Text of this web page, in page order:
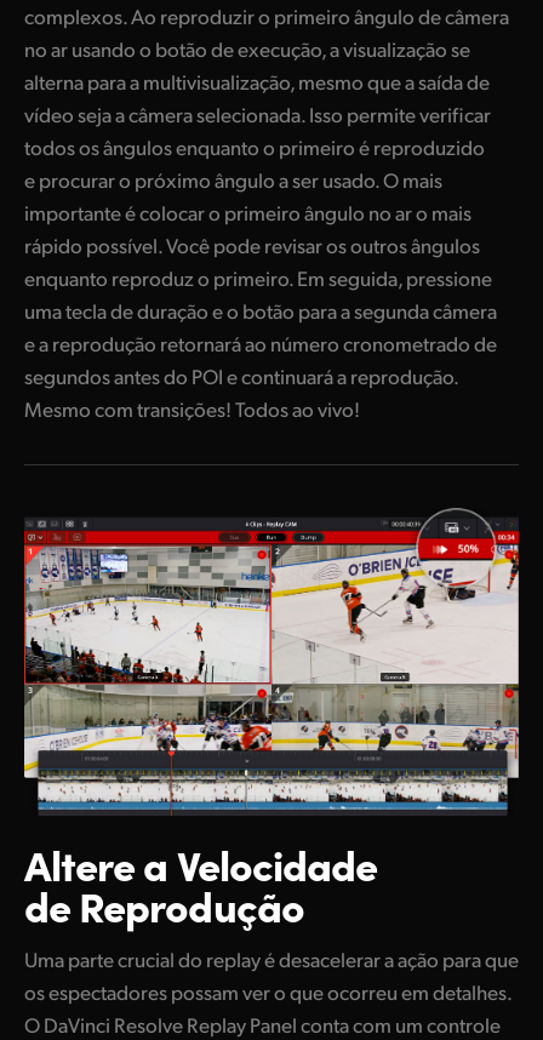
complexos. Ao reproduzir o primeiro ângulo de câmera
no ar usando o botão de execução, a visualização se
alterna para a multivisualização, mesmo que a saída de
vídeo seja a câmera selecionada. Isso permite verificar
todos os ângulos enquanto o primeiro é reproduzido
e procurar o próximo ângulo a ser usado. O mais
importante é colocar o primeiro ângulo no ar o mais
rápido possível. Você pode revisar os outros ângulos
enquanto reproduz o primeiro. Em seguida, pressione
uma tecla de duração e o botão para a segunda câmera
e a reprodução retornará ao número cronometrado de
segundos antes do POI e continuará a reprodução.
Mesmo com transições! Todos ao vivo!
Altere a Velocidade
de Reprodução
Uma parte crucial do replay é desacelerar a ação para que
os espectadores possam ver o que ocorreu em detalhes.
O DaVinci Resolve Replay Panel conta com um controle